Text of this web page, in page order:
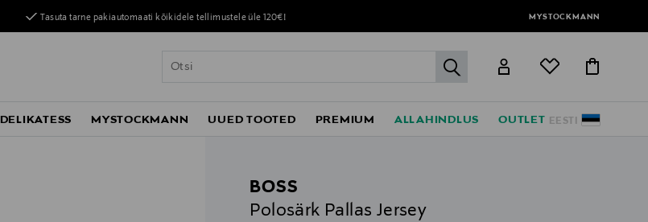
Tasuta tarne pakiautomaati kõikidele tellimustele üle 120€! MYSTOCKMANN
label.header.go
EESTI
DELIKATESS MYSTOCKMANN UUED TOOTED PREMIUM ALLAHINDLUS OUTLET
BOSS
Polosärk Pallas Jersey